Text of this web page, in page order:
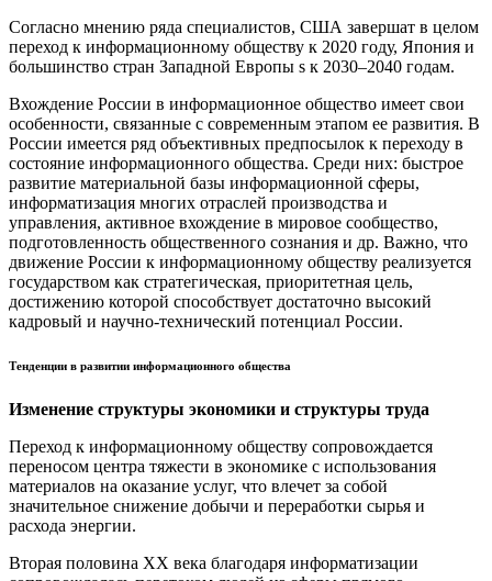
Согласно мнению ряда специалистов, США завершат в целом
переход к информационному обществу к 2020 году, Япония и
большинство стран Западной Европы ѕ к 2030–2040 годам.
Вхождение России в информационное общество имеет свои
особенности, связанные с современным этапом ее развития. В
России имеется ряд объективных предпосылок к переходу в
состояние информационного общества. Среди них: быстрое
развитие материальной базы информационной сферы,
информатизация многих отраслей производства и
управления, активное вхождение в мировое сообщество,
подготовленность общественного сознания и др. Важно, что
движение России к информационному обществу реализуется
государством как стратегическая, приоритетная цель,
достижению которой способствует достаточно высокий
кадровый и научно-технический потенциал России.
Тенденции в развитии информационного общества
Изменение структуры экономики и структуры труда
Переход к информационному обществу сопровождается
переносом центра тяжести в экономике с использования
материалов на оказание услуг, что влечет за собой
значительное снижение добычи и переработки сырья и
расхода энергии.
Вторая половина ХХ века благодаря информатизации